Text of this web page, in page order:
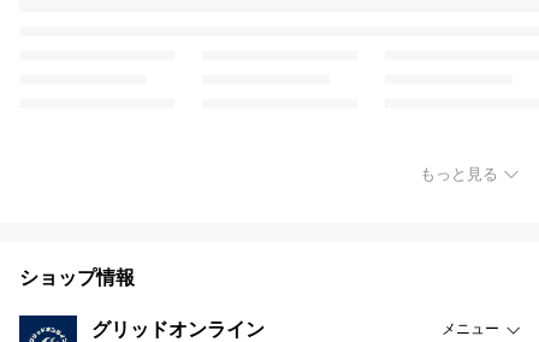
もっと見る
ショップ情報
グリッドオンライン メニュー